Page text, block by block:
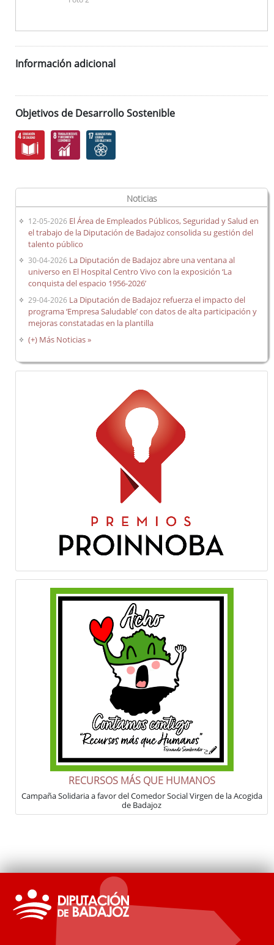
Información adicional
Objetivos de Desarrollo Sostenible
Noticias
12-05-2026 El Área de Empleados Públicos, Seguridad y Salud en
el trabajo de la Diputación de Badajoz consolida su gestión del
talento público
30-04-2026 La Diputación de Badajoz abre una ventana al
universo en El Hospital Centro Vivo con la exposición ‘La
conquista del espacio 1956-2026’
29-04-2026 La Diputación de Badajoz refuerza el impacto del
programa ‘Empresa Saludable’ con datos de alta participación y
mejoras constatadas en la plantilla
(+) Más Noticias »
RECURSOS MÁS QUE HUMANOS
Campaña Solidaria a favor del Comedor Social Virgen de la Acogida
de Badajoz